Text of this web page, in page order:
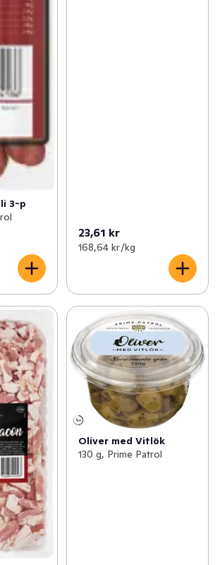
3-p
23,61 kr
168,64 kr /kg
Oliver med Vitlök
130 g, Prime Patrol